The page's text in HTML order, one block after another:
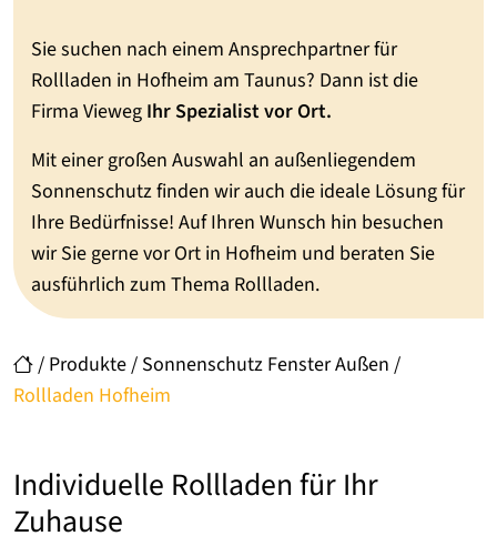
/ Produkte/ Sonnenschutz Fenster Außen /
Rollladen Hofheim
Sie suchen nach einem Ansprechpartner für
Rollladen in Hofheim am Taunus? Dann ist die
Firma Vieweg Ihr Spezialist vor Ort.
Mit einer großen Auswahl an außenliegendem
Sonnenschutz finden wir auch die ideale Lösung für
Ihre Bedürfnisse! Auf Ihren Wunsch hin besuchen
wir Sie gerne vor Ort in Hofheim und beraten Sie
ausführlich zum Thema Rollladen.
Individuelle Rollladen für Ihr
Zuhause